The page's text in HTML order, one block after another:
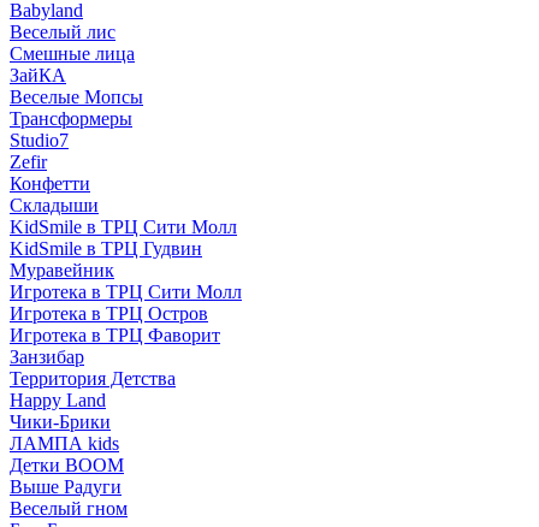
Babyland
Веселый лис
Смешные лица
ЗайКА
Веселые Мопсы
Трансформеры
Studio7
Zefir
Конфетти
Складыши
KidSmile в ТРЦ Сити Молл
KidSmile в ТРЦ Гудвин
Муравейник
Игротека в ТРЦ Сити Молл
Игротека в ТРЦ Остров
Игротека в ТРЦ Фаворит
Занзибар
Территория Детства
Happy Land
Чики-Брики
ЛАМПА kids
Детки BOOM
Выше Радуги
Веселый гном